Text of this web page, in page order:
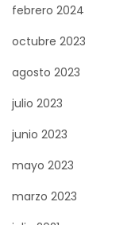
febrero 2024
octubre 2023
agosto 2023
julio 2023
junio 2023
mayo 2023
marzo 2023